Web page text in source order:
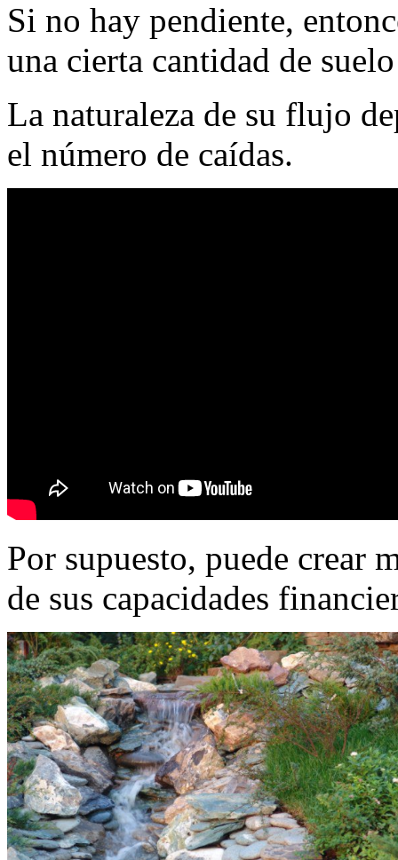
Si no hay pendiente,
una cierta cantidad de
La naturaleza de su flujo
el número de caídas.
Por supuesto, puede crear
de sus capacidades